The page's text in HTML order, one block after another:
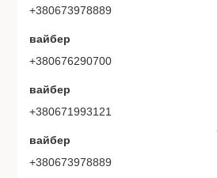
+380673978889
вайбер
+380676290700
вайбер
+380671993121
вайбер
+380673978889